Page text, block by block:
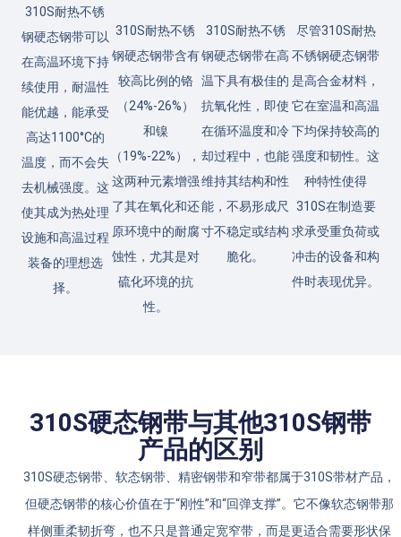
310S耐热不锈
钢硬态钢带可以
在高温环境下持
续使用，耐温性
能优越，能承受
高达1100°C的
温度，而不会失
去机械强度。这
使其成为热处理
设施和高温过程
装备的理想选
择。
310S耐热不锈
钢硬态钢带含有
较高比例的铬
（24%-26%）
和镍
（19%-22%），
这两种元素增强
了其在氧化和还
原环境中的耐腐
蚀性，尤其是对
硫化环境的抗
性。
310S耐热不锈
钢硬态钢带在高
温下具有极佳的
抗氧化性，即使
在循环温度和冷
却过程中，也能
维持其结构和性
能，不易形成尺
寸不稳定或结构
脆化。
尽管310S耐热
不锈钢硬态钢带
是高合金材料，
它在室温和高温
下均保持较高的
强度和韧性。这
种特性使得
310S在制造要
求承受重负荷或
冲击的设备和构
件时表现优异。
310S硬态钢带与其他310S钢带
产品的区别
310S硬态钢带、软态钢带、精密钢带和窄带都属于310S带材产品，
但硬态钢带的核心价值在于“刚性”和“回弹支撑”。它不像软态钢带那
样侧重柔韧折弯，也不只是普通定宽窄带，而是更适合需要形状保